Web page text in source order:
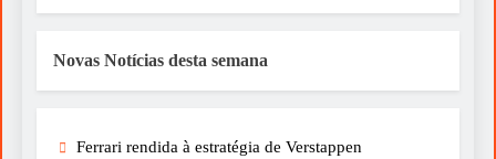
Novas Notícias desta semana
Ferrari rendida à estratégia de Verstappen